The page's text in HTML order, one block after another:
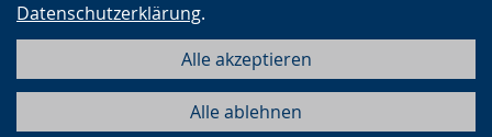
Datenschutzerklärung.
Alle akzeptieren
Alle ablehnen